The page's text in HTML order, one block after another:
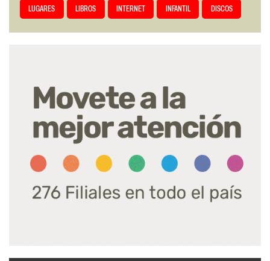
LUGARES LIBROS INTERNET INFANTIL DISCOS